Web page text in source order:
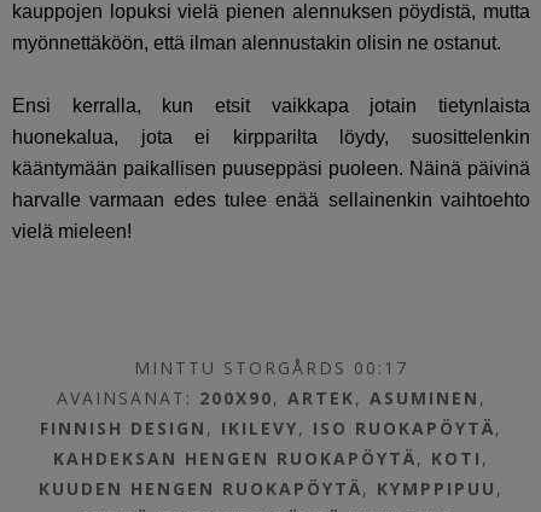
kauppojen lopuksi vielä pienen alennuksen pöydistä, mutta
myönnettäköön, että ilman alennustakin olisin ne ostanut.
Ensi kerralla, kun etsit vaikkapa jotain tietynlaista
huonekalua, jota ei kirpparilta löydy, suosittelenkin
kääntymään paikallisen puuseppäsi puoleen. Näinä päivinä
harvalle varmaan edes tulee enää sellainenkin vaihtoehto
vielä mieleen!
MINTTU STORGÅRDS 00:17
AVAINSANAT: 200X90, ARTEK, ASUMINEN ,
FINNISH DESIGN , IKILEVY, ISO RUOKAPÖYTÄ,
KAHDEKSAN HENGEN RUOKAPÖYTÄ, KOTI ,
KUUDEN HENGEN RUOKAPÖYTÄ, KYMPPIPUU ,